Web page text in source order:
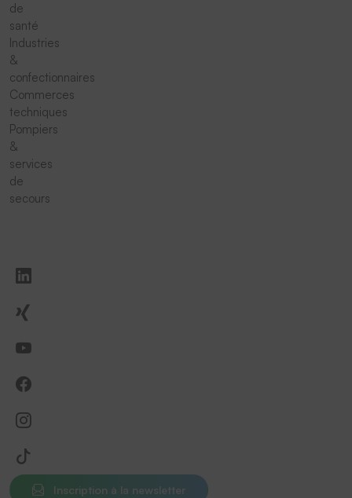
de
santé
Industries
&
confectionnaires
Commerces
techniques
Pompiers
&
services
de
secours
Inscription à la newsletter